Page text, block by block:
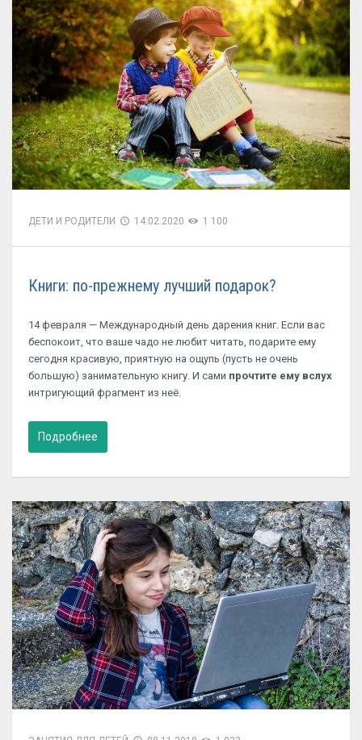
ДЕТИ И РОДИТЕЛИ 14.02.2020 1 100
Книги: по-прежнему лучший подарок?
14 февраля — Международный день дарения книг. Если вас
беспокоит, что ваше чадо не любит читать, подарите ему
сегодня красивую, приятную на ощупь (пусть не очень
большую) занимательную книгу. И сами прочтите ему вслух
интригующий фрагмент из неё.
Подробнее